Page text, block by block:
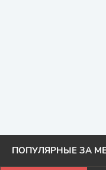
ПОПУЛЯРНЫЕ ЗА